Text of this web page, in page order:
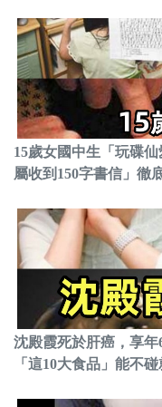
15歲女國中生「玩碟
屬收到150字書信」徹
沈殿霞死於肝癌，享年
「這10大食品」能不